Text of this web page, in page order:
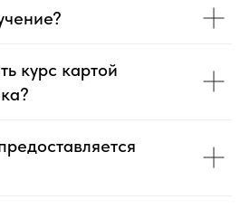
курс картой